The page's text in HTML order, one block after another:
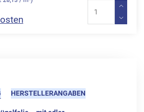
HERSTELLERANGABEN